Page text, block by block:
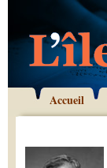
Accueil